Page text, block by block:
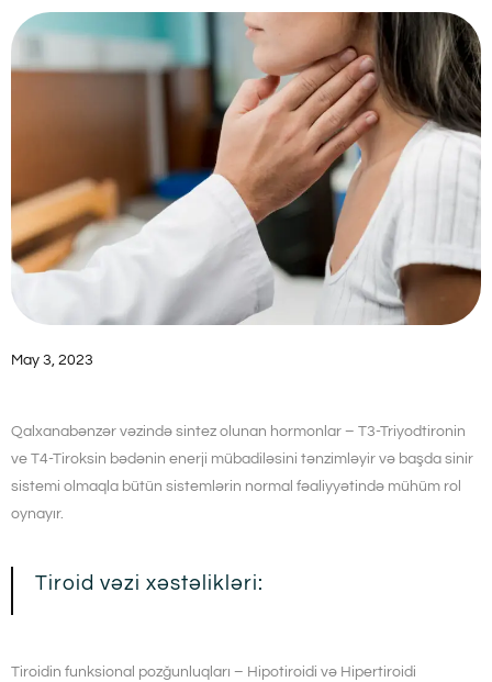
May 3, 2023
Qalxanabənzər vəzində sintez olunan hormonlar – T3-Triyodtironin
ve T4-Tiroksin bədənin enerji mübadiləsini tənzimləyir və başda sinir
sistemi olmaqla bütün sistemlərin normal fəaliyyətində mühüm rol
oynayır.
Tiroid vəzi xəstəlikləri:
Tiroidin funksional pozğunluqları – Hipotiroidi və Hipertiroidi